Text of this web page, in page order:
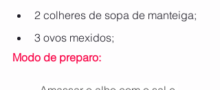
2 colheres de sopa de manteiga;
3 ovos mexidos;
Modo de preparo: